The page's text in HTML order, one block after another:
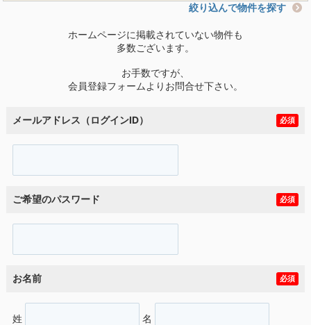
絞り込んで物件を探す
ホームページに掲載されていない物件も
多数ございます。
お手数ですが、
会員登録フォームよりお問合せ下さい。
メールアドレス（ログインID） 必須
ご希望のパスワード 必須
お名前 必須
姓 名